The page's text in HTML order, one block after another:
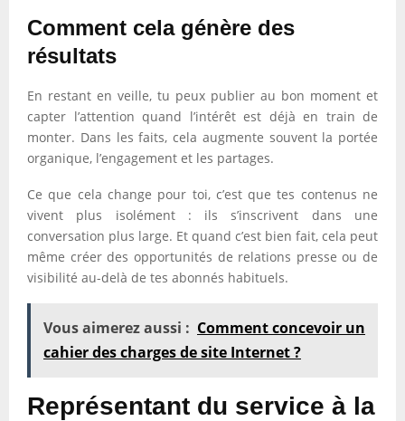
Comment cela génère des
résultats
En restant en veille, tu peux publier au bon moment et
capter l’attention quand l’intérêt est déjà en train de
monter. Dans les faits, cela augmente souvent la portée
organique, l’engagement et les partages.
Ce que cela change pour toi, c’est que tes contenus ne
vivent plus isolément : ils s’inscrivent dans une
conversation plus large. Et quand c’est bien fait, cela peut
même créer des opportunités de relations presse ou de
visibilité au-delà de tes abonnés habituels.
Vous aimerez aussi : Comment concevoir un
cahier des charges de site Internet ?
Représentant du service à la